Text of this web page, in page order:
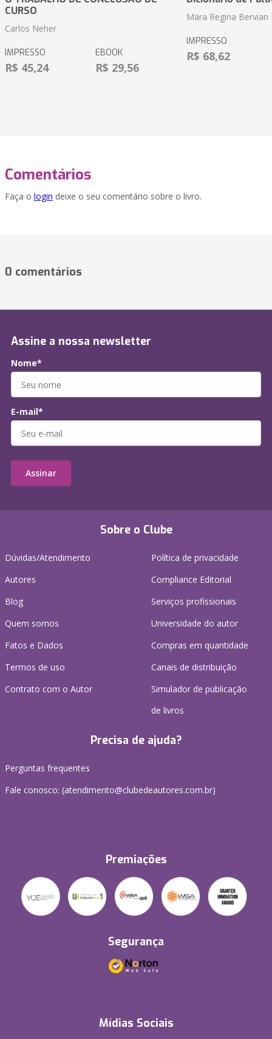
CURSO
Carlos Neher
IMPRESSO
R$ 45,24
EBOOK
R$ 29,56
Mara Regina Bervian
IMPRESSO
R$ 68,62
Comentários
Faça o login deixe o seu comentário sobre o livro.
0 comentários
Sobre o Clube
Dúvidas/Atendimento
Autores
Blog
Quem somos
Fatos e Dados
Termos de uso
Contrato com o Autor
Política de privacidade
Compliance Editorial
Serviços profissionais
Universidade do autor
Compras em quantidade
Canais de distribuição
Simulador de publicação
de livros
Precisa de ajuda?
Perguntas frequentes
Fale conosco: (atendimento@clubedeautores.com.br)
Premiações
Segurança
Mídias Sociais
Assine a nossa newsletter
Nome*
E-mail*
Assinar